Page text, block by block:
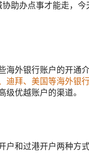
助办点事才能走，
海外银行账户的开通
迪拜、美国等海外银
级优越账户的渠道。
户和过港开户两种方